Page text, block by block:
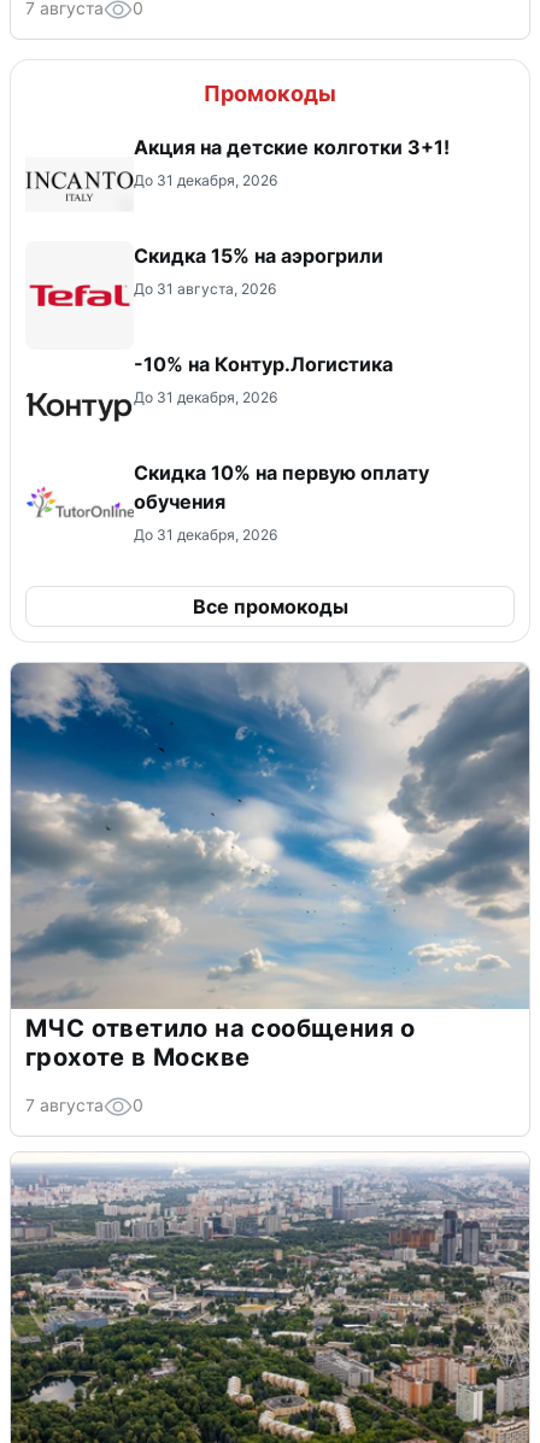
7 августа 0
Промокоды
Акция на детские колготки 3+1!
До 31 декабря, 2026
Скидка 15% на аэрогрили
До 31 августа, 2026
-10% на Контур.Логистика
До 31 декабря, 2026
Скидка 10% на первую оплату
обучения
До 31 декабря, 2026
Все промокоды
МЧС ответило на сообщения о
грохоте в Москве
7 августа 0